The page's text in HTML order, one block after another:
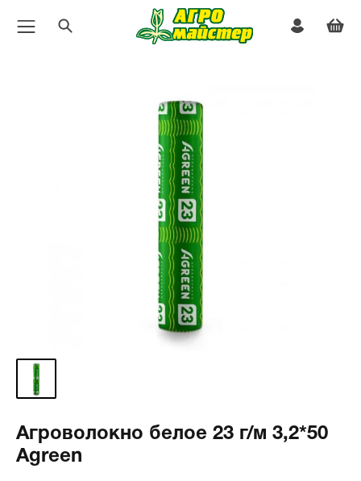
Агроволокно белое 23 г/м 3,2*50
Agreen